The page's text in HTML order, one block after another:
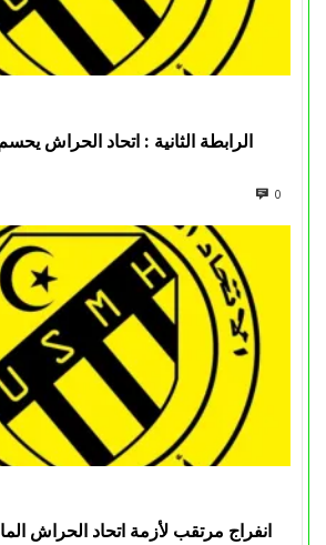
الرابطة الثانية : اتحاد الحراش
0
انفراج مرتقب لأزمة اتحاد الحراش